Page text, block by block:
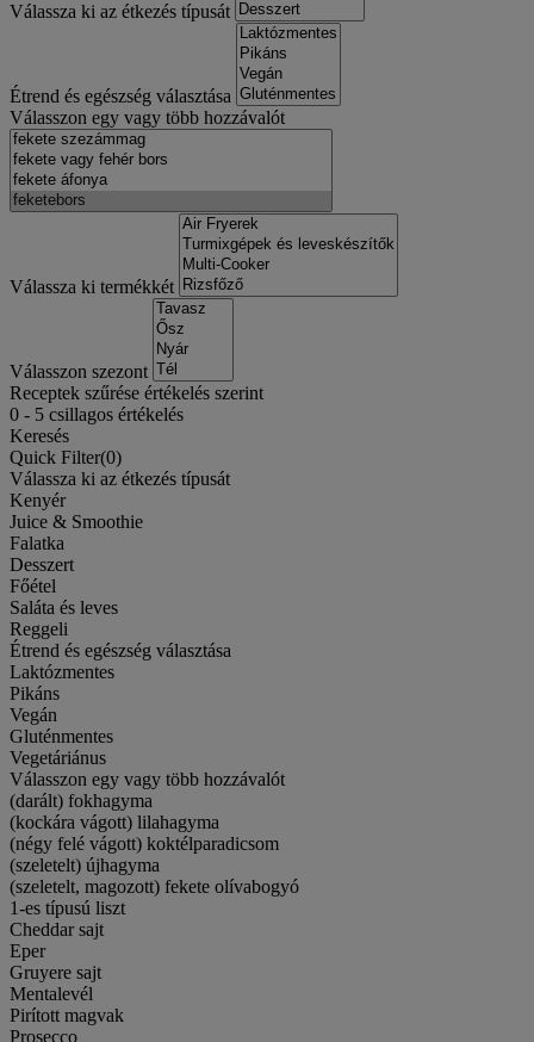
Válassza ki az étkezés típusát
Étrend és egészség választása
Válasszon egy vagy több hozzávalót
Válassza ki termékkét
Válasszon szezont
Receptek szűrése értékelés szerint
0 - 5 csillagos értékelés
Keresés
Quick Filter(0)
Válassza ki az étkezés típusát
Kenyér
Juice & Smoothie
Falatka
Desszert
Főétel
Saláta és leves
Reggeli
Étrend és egészség választása
Laktózmentes
Pikáns
Vegán
Gluténmentes
Vegetáriánus
Válasszon egy vagy több hozzávalót
(darált) fokhagyma
(kockára vágott) lilahagyma
(négy felé vágott) koktélparadicsom
(szeletelt) újhagyma
(szeletelt, magozott) fekete olívabogyó
1-es típusú liszt
Cheddar sajt
Eper
Gruyere sajt
Mentalevél
Pirított magvak
Prosecco